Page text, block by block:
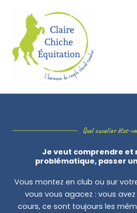
content
Quel cavalier êtes-
Je veut comprendre et
problématique, passer
Vous montez en club ou sur
vous vous agacez : vous
cours, ce sont toujours les